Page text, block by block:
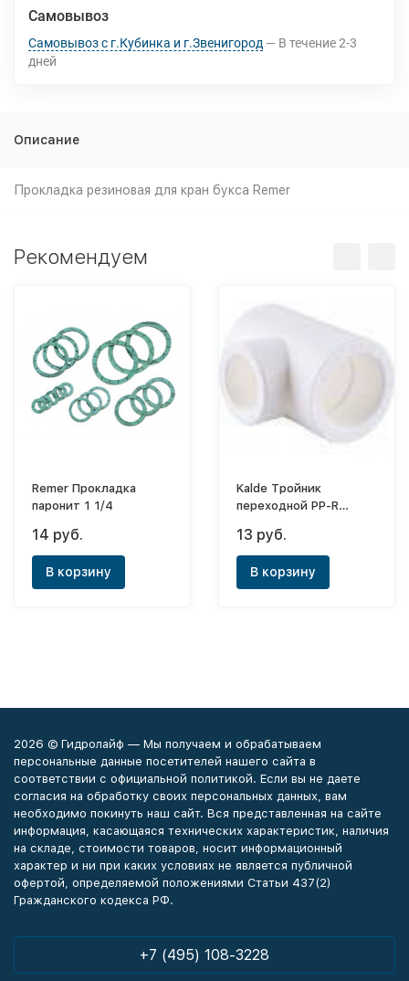
Самовывоз
Самовывоз с г.Кубинка и г.Звенигород В течение2-3
дней
Описание
Прокладка резиновая для кран букса Remer
Рекомендуем
Remer Прокладка
паронит 1 1/4
14 руб.
В корзину
Kalde Тройник
переходной PP-R
13 руб.
В корзину
2026 © Гидролайф — Мы получаем и обрабатываем
персональные данные посетителей нашего сайта в
соответствии с официальной политикой. Если вы не даете
согласия на обработку своих персональных данных, вам
необходимо покинуть наш сайт. Вся представленная на сайте
информация, касающаяся технических характеристик, наличия
на складе, стоимости товаров, носит информационный
характер и ни при каких условиях не является публичной
офертой, определяемой положениями Статьи 437(2)
Гражданского кодекса РФ.
+7 (495) 108-3228